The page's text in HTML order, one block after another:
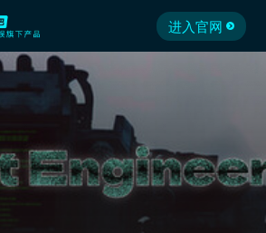
进入官网